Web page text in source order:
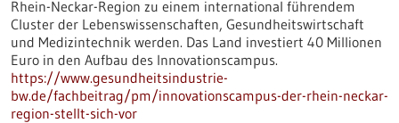
Rhein-Neckar-Region zu einem international führendem
Cluster der Lebenswissenschaften, Gesundheitswirtschaft
und Medizintechnik werden. Das Land investiert 40 Millionen
Euro in den Aufbau des Innovationscampus.
https://www.gesundheitsindustrie-
bw.de/fachbeitrag/pm/innovationscampus-der-rhein-neckar-
region-stellt-sich-vor